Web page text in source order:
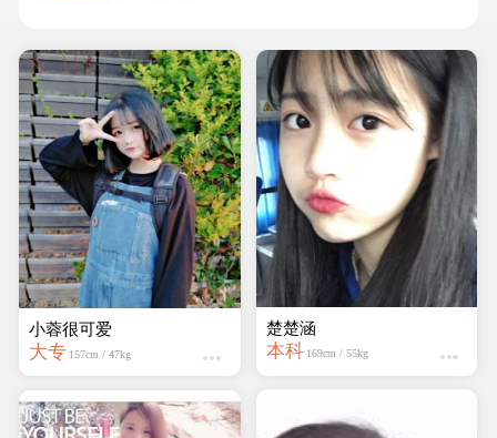
小蓉很可爱
大专 157cm / 47kg
楚楚涵
本科 169cm / 55kg